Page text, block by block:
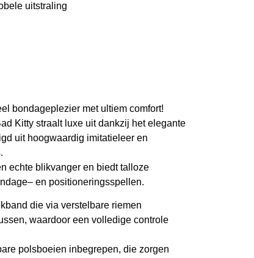
uitstraling
bondageplezier met ul tiem comfort!
Kitty straal t uxe uit dankzij hetelegante
igd uithoogwaardig imitatieleer en
echte blikvanger en biedttalloze
dage– en positioneringsspe llen.
die via verstelbare riemen
en, waardoor een vo edige control e
are po sboeien inbegrepen, die zorgen